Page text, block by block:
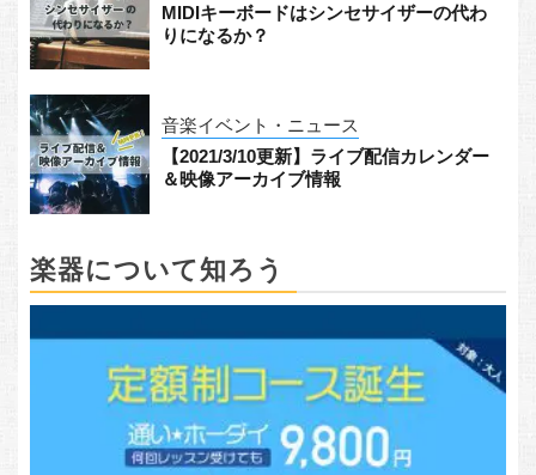
MIDIキーボードはシンセサイザーの代わ
りになるか？
音楽イベント・ニュース
【2021/3/10更新】ライブ配信カレンダー
＆映像アーカイブ情報
楽器について知ろう